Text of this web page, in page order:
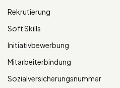
Rekrutierung
Soft Skills
Initiativbewerbung
Mitarbeiterbindung
Sozialversicherungsnummer